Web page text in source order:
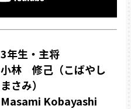
3年生・主将
小林 修己（こばやし
まさみ）
Masami Kobayashi